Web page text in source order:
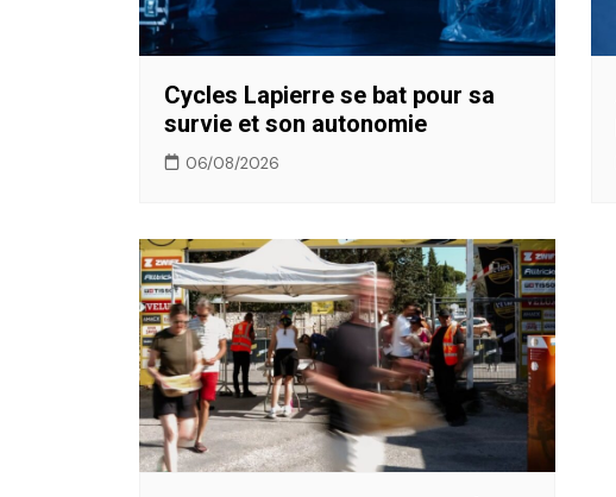
Cycles Lapierre se bat pour sa
survie et son autonomie
06/08/2026